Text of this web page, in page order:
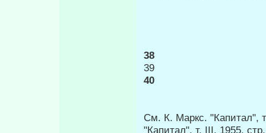
38
39
40
См. К. Маркс. "Капитал",
"Капитал", т. III, 1955,